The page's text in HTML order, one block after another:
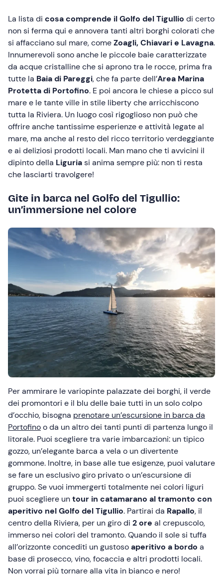
La lista di cosa comprende il Golfo del Tigullio di certo
non si ferma qui e annovera tanti altri borghi colorati che
si affacciano sul mare, comeZoagli, Chiavari e Lavagna.
Innumerevoli sono anche le piccole baie caratterizzate
da acque cristalline che si aprono tra le rocce, prima fra
tutte la Baia di Pareggi, che fa parte dell’Area Marina
Protetta di Portofino. E poi ancora le chiese a picco sul
mare e le tante ville in stile liberty che arricchiscono
tutta la Riviera. Un luogo così rigoglioso non può che
offrire anche tantissime esperienze e attività legate al
mare, ma anche al resto del ricco territorio verdeggiante
e ai deliziosi prodotti locali. Man mano che ti avvicini il
dipinto della Liguriasi anima sempre più: non ti resta
che lasciarti travolgere!
Gite in barca nel Golfo del Tigullio:
un’immersione nel colore
Per ammirare le variopinte palazzate dei borghi, il verde
dei promontori e il blu delle baie tutti in un solo colpo
d’occhio, bisogna prenotare un’escursione in barca da
Portofinoo da un altro dei tanti punti di partenza lungo il
litorale. Puoi scegliere tra varie imbarcazioni: un tipico
gozzo, un’elegante barca a vela o un divertente
gommone. Inoltre, in base alle tue esigenze, puoi valutare
se fare un esclusivo giro privato o un’escursione di
gruppo. Se vuoi immergerti totalmente nei colori liguri
puoi scegliere untour in catamarano al tramonto con
aperitivo nel Golfo del Tigullio. Partirai da Rapallo, il
centro della Riviera, per un giro di 2 ore al crepuscolo,
immerso nei colori del tramonto. Quando il sole si tuffa
all’orizzonte concediti un gustosoaperitivo a bordo a
base di prosecco, vino, focaccia e altri prodotti locali.
Non vorrai più tornare alla vita in bianco e nero!